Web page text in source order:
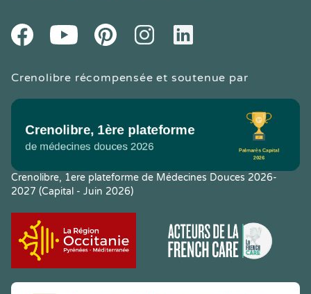
FacebookYoutube PinteresetInstagramLinkedIn
Crenolibre récompensée et soutenue par
Crenolibre, 1ere plateforme de Médecines Douces 2026-
2027 (Capital - Juin 2026)